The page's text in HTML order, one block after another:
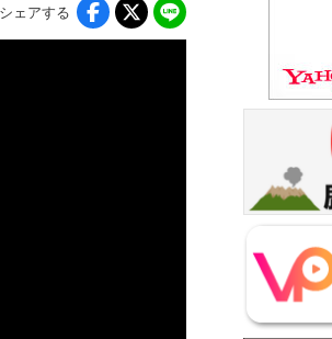
シェアする